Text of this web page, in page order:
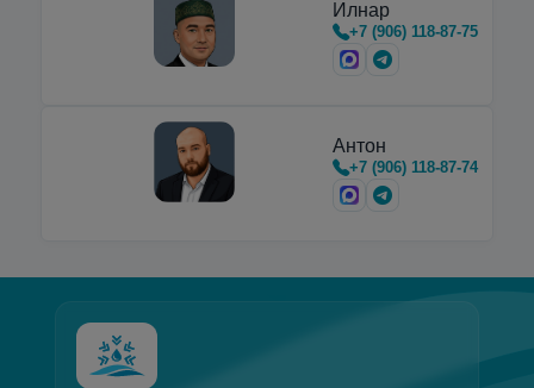
Илнар
+7 (906) 118-87-75
Антон
+7 (906) 118-87-74